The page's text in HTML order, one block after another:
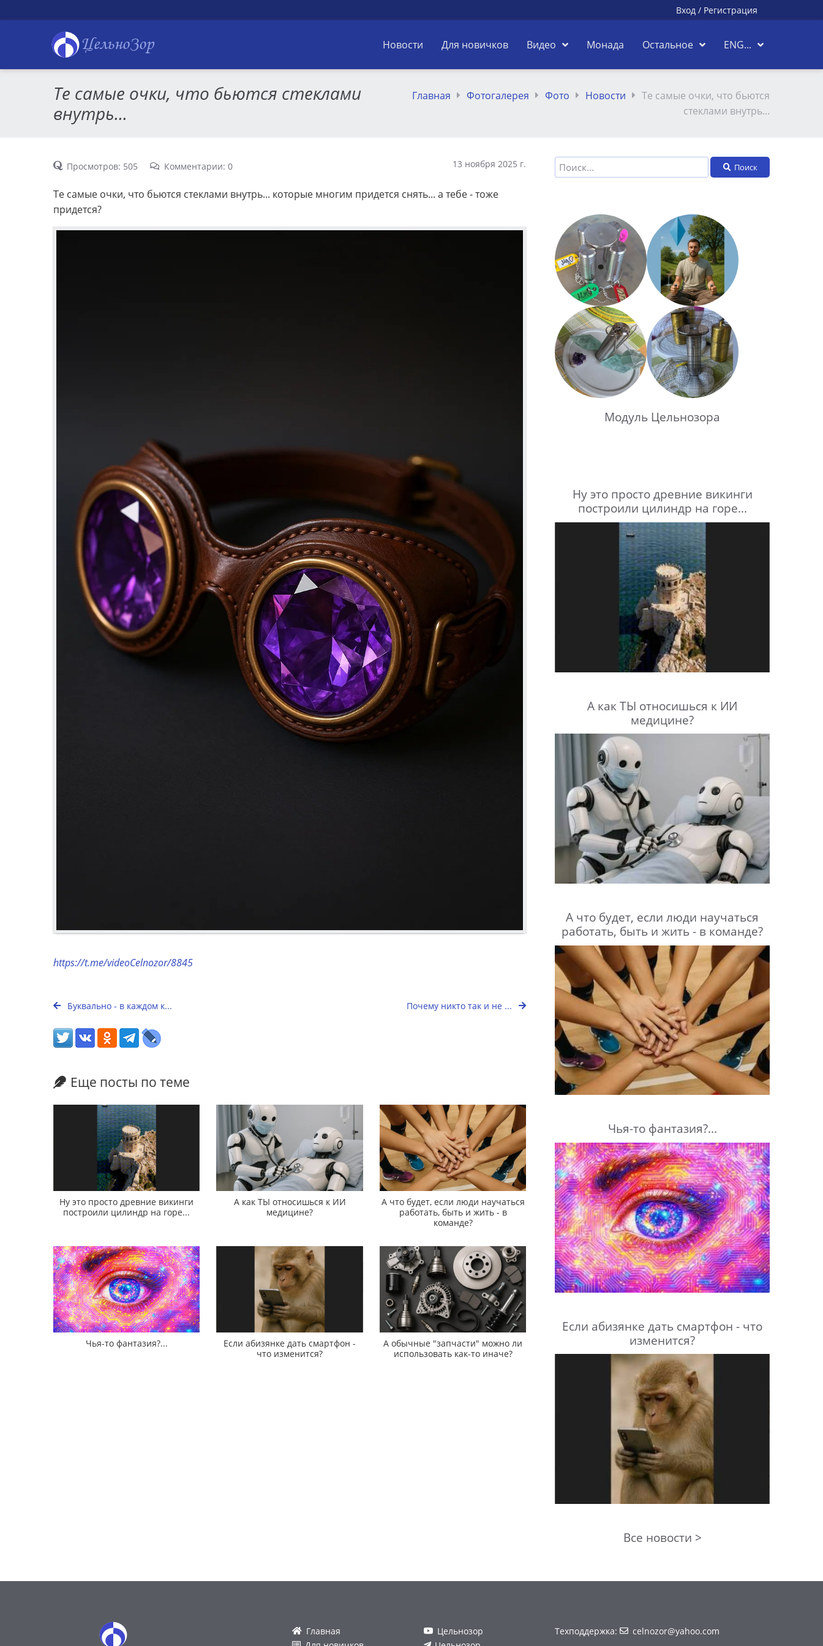
Вход / Регистрация
ЦельноЗор Новости Для новичков Видео Монада Остальное ENG...
Те самые очки, что бьются стеклами
внутрь...
Главная Фотогалерея Фото Новости
Те самые очки, что бьются
стеклами внутрь...
Просмотров: 505 Комментарии: 0 13 ноября 2025 г.
Те самые очки, что бьются стеклами внутрь... которые многим придется снять... а тебе - тоже
придется?
https://t.me/videoCelnozor/8845
Буквально - в каждом к... Почему никто так и не ...
Еще посты по теме
Ну это просто древние викинги
построили цилиндр на горе...
А как ТЫ относишься к ИИ
медицине?
А что будет, если люди научаться
работать, быть и жить - в
команде?
Чья-то фантазия?...
Если абизянке дать смартфон -
что изменится?
А обычные "запчасти" можно ли
использовать как-то иначе?
Поиск
Модуль Цельнозора
Ну это просто древние викинги
построили цилиндр на горе...
А как ТЫ относишься к ИИ
медицине?
А что будет, если люди научаться
работать, быть и жить - в команде?
Чья-то фантазия?...
Если абизянке дать смартфон - что
изменится?
Все новости >
Главная
Цельнозор
Техподдержка: celnozor@yahoo.com